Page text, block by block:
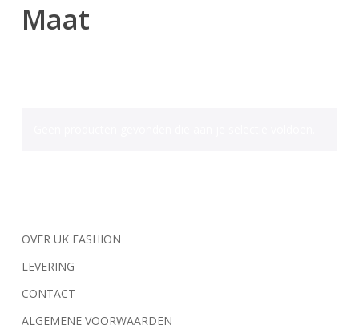
Maat
OVER UK FASHION
LEVERING
CONTACT
ALGEMENE VOORWAARDEN